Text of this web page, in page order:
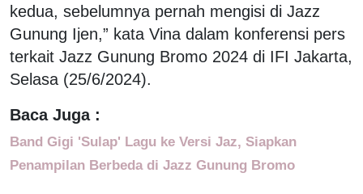
kedua, sebelumnya pernah mengisi di Jazz
Gunung Ijen,” kata Vina dalam konferensi pers
terkait Jazz Gunung Bromo 2024 di IFI Jakarta,
Selasa (25/6/2024).
Baca Juga :
Band Gigi 'Sulap' Lagu ke Versi Jaz, Siapkan
Penampilan Berbeda di Jazz Gunung Bromo